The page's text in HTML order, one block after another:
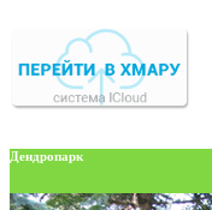
Дендропарк